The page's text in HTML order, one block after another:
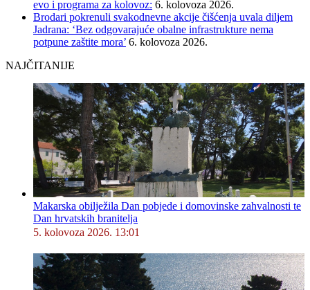
evo i programa za kolovoz: 6. kolovoza 2026.
Brodari pokrenuli svakodnevne akcije čišćenja uvala diljem
Jadrana: ‘Bez odgovarajuće obalne infrastrukture nema
potpune zaštite mora’ 6. kolovoza 2026.
NAJČITANIJE
Makarska obilježila Dan pobjede i domovinske zahvalnosti te
Dan hrvatskih branitelja
5. kolovoza 2026. 13:01